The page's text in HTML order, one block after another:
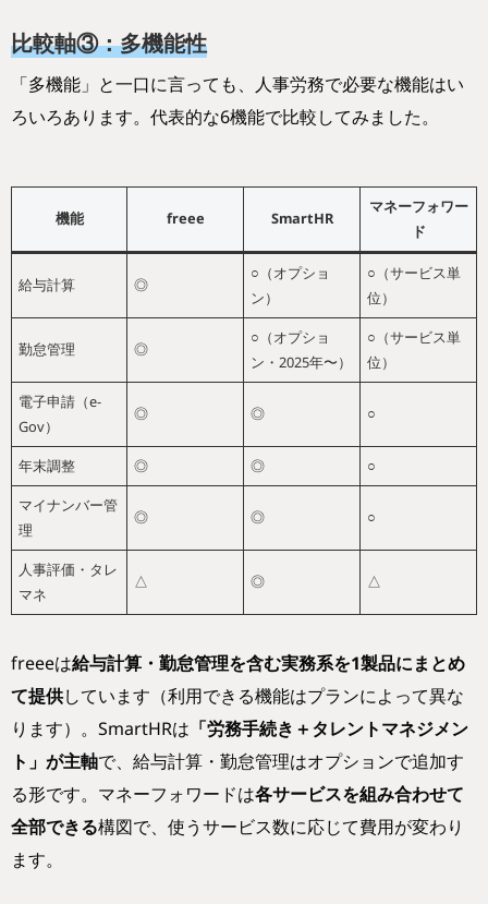
比較軸③：多機能性
「多機能」と一口に言っても、人事労務で必要な機能はい
ろいろあります。代表的な6機能で比較してみました。
機能 freee SmartHR
マネーフォワー
ド
給与計算 ◎
○（オプショ
ン）
○（サービス単
位）
勤怠管理 ◎
○（オプショ
ン・2025年〜）
○（サービス単
位）
電子申請（e-
Gov）
◎ ◎ ○
年末調整 ◎ ◎
○
マイナンバー管
理
◎ ◎ ○
人事評価・タレ
マネ
△ ◎ △
freeeは給与計算・勤怠管理を含む実務系を1製品にまとめ
て提供しています（利用できる機能はプランによって異な
ります）。SmartHRは 「労務手続き＋タレントマネジメン
ト」が主軸で、給与計算・勤怠管理はオプションで追加す
る形です。マネーフォワードは各サービスを組み合わせて
全部できる構図で、使うサービス数に応じて費用が変わり
ます。